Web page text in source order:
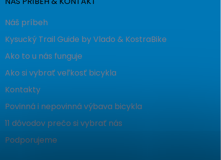
Náš príbeh
Kysucký Trail Guide by Vlado & KostraBike
Ako to u nás funguje
Ako si vybrať veľkosť bicykla
Kontakty
Povinná i nepovinná výbava bicykla
11 dôvodov prečo si vybrať nás
Podporujeme